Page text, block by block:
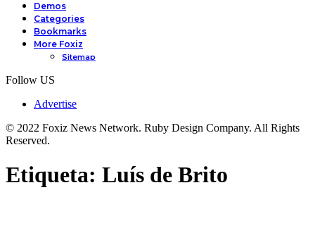
Demos
Categories
Bookmarks
More Foxiz
Sitemap
Follow US
Advertise
© 2022 Foxiz News Network. Ruby Design Company. All Rights
Reserved.
Etiqueta: Luís de Brito